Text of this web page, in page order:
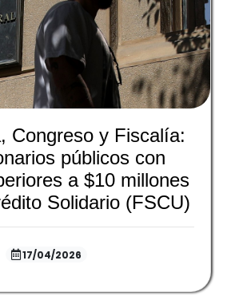
Congreso y Fiscalía:
públicos con
a $10 millones
Solidario (FSCU)
17/04/2026